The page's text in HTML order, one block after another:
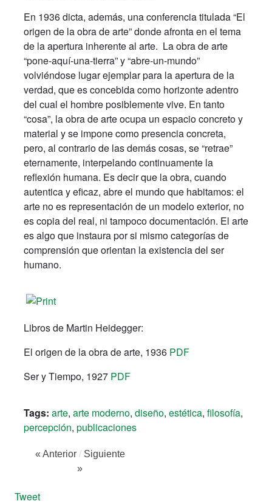
En 1936 dicta, además, una conferencia titulada “El
origen de la obra de arte” dondeafronta en el tema
de laapertura inherente al arte. La obra de arte
“pone-aquí-una-tierra” y “abre-un-mundo”
volviéndose lugar ejemplar para la apertura de la
verdad, que es concebida como horizonte adentro
del cual el hombre posiblemente vive. En tanto
“cosa”, la obra de arte ocupa un espacio concreto y
material y se impone como presencia concreta,
pero, al contrario de las demás cosas, se “retrae”
eternamente, interpelando continuamente la
reflexión humana. Es decir que la obra, cuando
autentica y eficaz, abre el mundo que habitamos: el
arte no es representación de un modelo exterior, no
es copia del real, ni tampoco documentación. El arte
es algo que instaura por si mismo categorías de
comprensión que orientan la existencia del ser
humano.
Libros de Martin Heidegger:
El origen de la obra de arte, 1936 PDF
Ser y Tiempo, 1927 PDF
Tags: arte, arte moderno, diseño, estética, filosofía,
percepción, publicaciones
« Anterior / Siguiente
»
Tweet